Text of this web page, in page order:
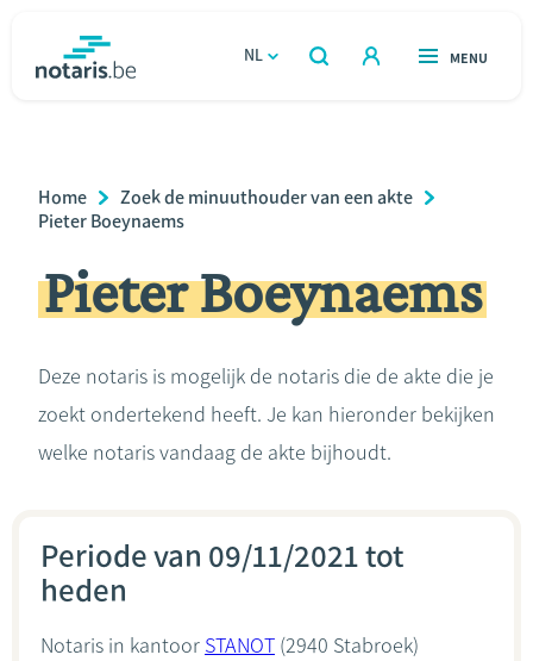
gaan
NL
OPEN
ZOEKEN
OPEN
MENU
Relatie & samenleven
Erven & schenken
Over de notaris
Breadcrumb
Home
Zoek de minuuthouder van een akte
Pieter Boeynaems
Pieter Boeynaems
Deze notaris is mogelijk de notaris die de akte die je
zoekt ondertekend heeft. Je kan hieronder bekijken
welke notaris vandaag de akte bijhoudt.
Periode van 09/11/2021 tot
heden
Notaris in kantoor STANOT (2940 Stabroek)